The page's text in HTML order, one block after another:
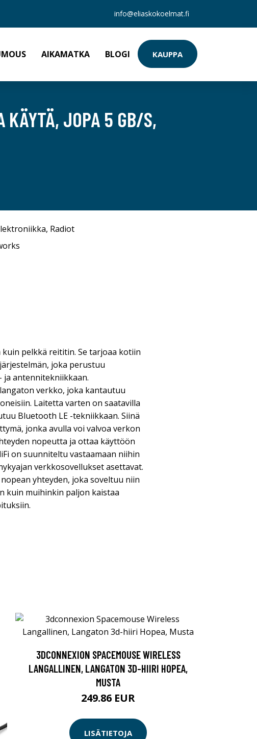
info@eliaskokoelmat.fi
AIKAMATKA BLOGI KAUPPA
KÄYTÄ, JOPA 5 GB/S,
, Radiot
pelkkä reititin. Se tarjoaa kotiin
joka perustuu
ja antennitekniikkaan.
verkko, joka kantautuu
Laitetta varten on saatavilla
Bluetooth LE -tekniikkaan. Siinä
jonka avulla voi valvoa verkon
nopeutta ja ottaa käyttöön
on suunniteltu vastaamaan niihin
verkkosovellukset asettavat.
yhteyden, joka soveltuu niin
kuin muihinkin paljon kaistaa
3DCONNEXION SPACEMOUSE WIRELESS
LANGALLINEN, LANGATON 3D-HIIRI HOPEA,
MUSTA
249.86 EUR
LISÄTIETOJA